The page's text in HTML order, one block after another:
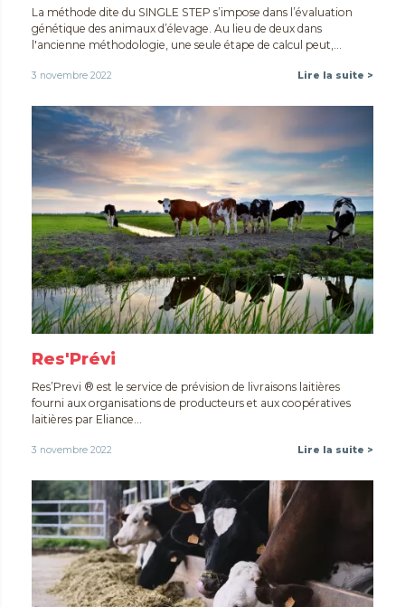
La méthode dite du SINGLE STEP s’impose dans l’évaluation
génétique des animaux d’élevage. Au lieu de deux dans
l'ancienne méthodologie, une seule étape de calcul peut,...
3 novembre 2022 Lire la suite >
Res'Prévi
Res’Previ ® est le service de prévision de livraisons laitières
fourni aux organisations de producteurs et aux coopératives
laitières par Eliance...
3 novembre 2022 Lire la suite >